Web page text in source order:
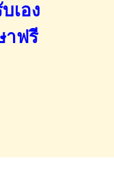
เอง
าฟรี